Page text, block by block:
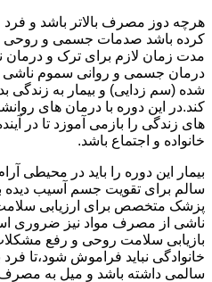
هرچه دوز مصرف بالاتر باشد و
کرده باشد صدمات جسمی و روحی
مدت زمان لازم برای ترک و درمان
درمان جسمی و روانی سموم ناشی
شده (سم زدایی) و بیمار به
کند.در این دوره با درمان های
های زندگی را بازمی آموزد تا در
خانواده و اجتماع باشد.
بیمار این دوره را باید در محیطی
سالم برای تقویت جسم آسیب
پزشک متخصص برای ارزیابی
ناشی از مصرف مواد نیز ضروری
بازیابی سلامت روحی و رفع
خانوادگی نباید فراموش شود،تا فرد
سالمی داشته باشد و میل به مصرف